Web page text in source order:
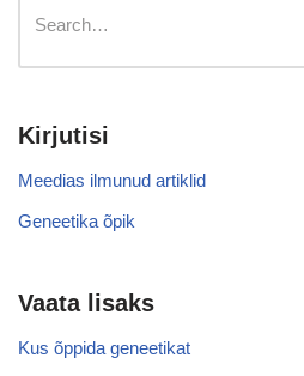
Kirjutisi
Meedias ilmunud artiklid
Geneetika õpik
Vaata lisaks
Kus õppida geneetikat